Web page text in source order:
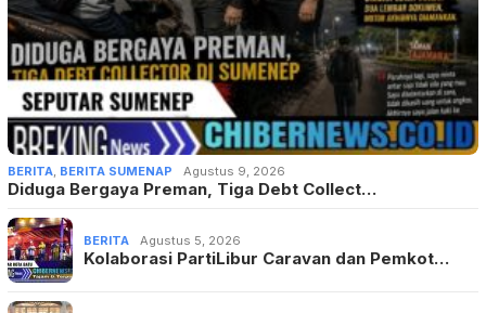
BERITA, BERITA SUMENAP Agustus 9, 2026
Diduga Bergaya Preman, Tiga Debt Collect…
BERITA Agustus 5, 2026
Kolaborasi PartiLibur Caravan dan Pemkot…